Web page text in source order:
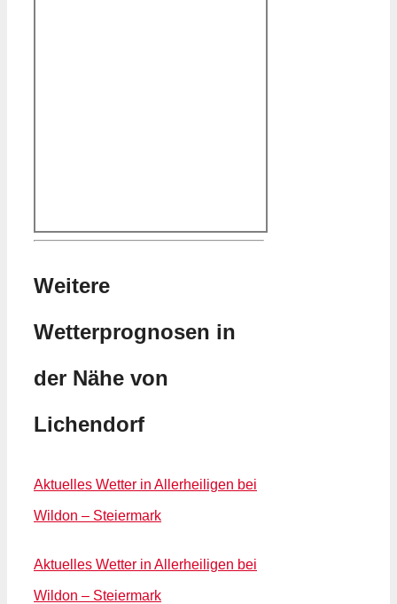
Weitere
Wetterprognosen in
der Nähe von
Lichendorf
Aktuelles Wetter in Allerheiligen bei
Wildon – Steiermark
Aktuelles Wetter in Allerheiligen bei
Wildon – Steiermark